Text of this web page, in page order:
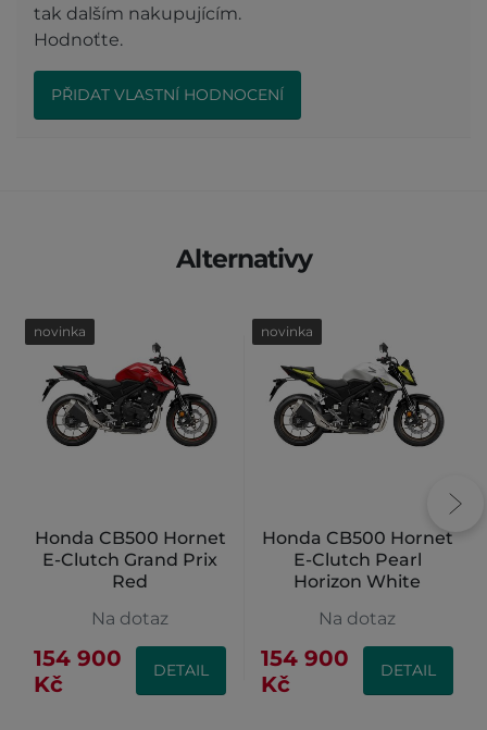
tak dalším nakupujícím.
Hodnoťte.
PŘIDAT VLASTNÍ HODNOCENÍ
Alternativy
Honda CB500 Hornet
E-Clutch Grand Prix
Red
novinka
Na dotaz
154 900
Kč
DETAIL
Honda CB500 Hornet
E-Clutch Pearl
Horizon White
novinka
Na dotaz
154 900
Kč
DETAIL